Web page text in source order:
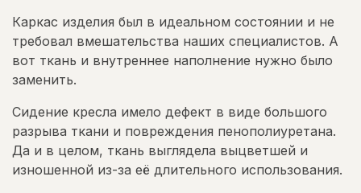
Каркас изделия был в идеальном состоянии и не
требовал вмешательства наших специалистов. А
вот ткань и внутреннее наполнение нужно было
заменить.
Сидение кресла имело дефект в виде большого
разрыва ткани и повреждения пенополиуретана.
Да и в целом, ткань выглядела выцветшей и
изношенной из-за её длительного использования.